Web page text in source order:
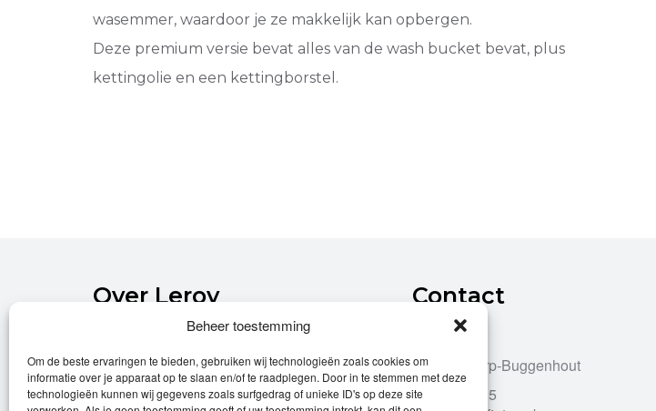
Beheer toestemming
Om de beste ervaringen te bieden, gebruiken wij technologieën zoals cookies om
informatie over je apparaat op te slaan en/of te raadplegen. Door in te stemmen met deze
technologieën kunnen wij gegevens zoals surfgedrag of unieke ID's op deze site
wasemmer, waardoor je ze makkelijk kan opbergen.
Deze premium versie bevat alles van de wash bucket bevat, plus
kettingolie en een kettingborstel.
Over Leroy
en eventuele herstellingen van
(elektrische) fietsen.
Contact
9255 Opdorp-Buggenhout
052/33.27.85